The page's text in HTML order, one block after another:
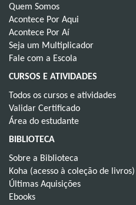
Quem Somos
Acontece Por Aqui
Acontece Por Aí
Seja um Multiplicador
Fale com a Escola
CURSOS E ATIVIDADES
Todos os cursos e atividades
Validar Certificado
Área do estudante
BIBLIOTECA
Sobre a Biblioteca
Koha (acesso à coleção de livros)
Últimas Aquisições
Ebooks